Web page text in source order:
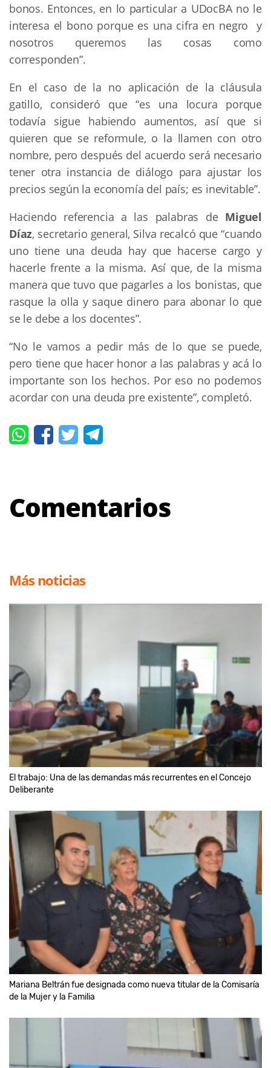
bonos. Entonces, en lo particular a UDocBA no le
interesa el bono porque es una cifra en negro y
nosotros queremos las cosas como
corresponden”.
En el caso de la no aplicación de la cláusula
gatillo, consideró que “es una locura porque
todavía sigue habiendo aumentos, así que si
quieren que se reformule, o la llamen con otro
nombre, pero después del acuerdo será necesario
tener otra instancia de diálogo para ajustar los
precios según la economía del país; es inevitable”.
Haciendo referencia a las palabras de Miguel
Díaz, secretario general, Silva recalcó que “cuando
uno tiene una deuda hay que hacerse cargo y
hacerle frente a la misma. Así que, de la misma
manera que tuvo que pagarles a los bonistas, que
rasque la olla y saque dinero para abonar lo que
se le debe a los docentes”.
“No le vamos a pedir más de lo que se puede,
pero tiene que hacer honor a las palabras y acá lo
importante son los hechos. Por eso no podemos
acordar con una deuda pre existente”, completó.
Comentarios
Más noticias
El trabajo: Una de las demandas más recurrentes en el Concejo
Deliberante
Mariana Beltrán fue designada como nueva titular de la Comisaría
de la Mujer y la Familia